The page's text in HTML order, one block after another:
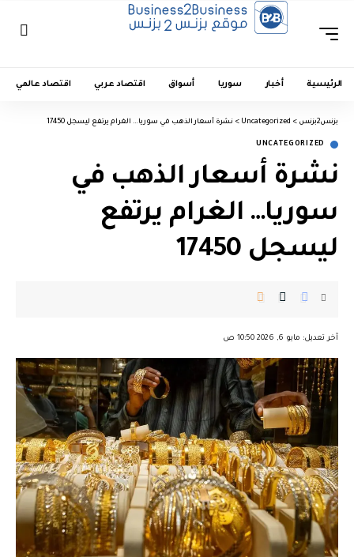
الرئيسية أخبار سوريا أسواق اقتصاد عربي اقتصاد عالمي
بزنس2بزنس >
Uncategorized
> نشرة أسعار الذهب في سوريا… الغرام يرتفع ليسجل 17450
UNCATEGORIZED
نشرة أسعار الذهب في
سوريا… الغرام يرتفع
ليسجل 17450
آخر تعديل: مايو 6, 2026 10:50 ص